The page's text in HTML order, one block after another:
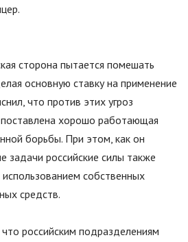
сторона пытается помешать
основную ставку на применение
что против этих угроз
хорошо работающая
борьбы. При этом, как он
задачи российские силы также
собственных
средств.
российским подразделениям